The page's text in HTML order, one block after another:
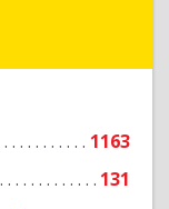
1163
131
Подробнее